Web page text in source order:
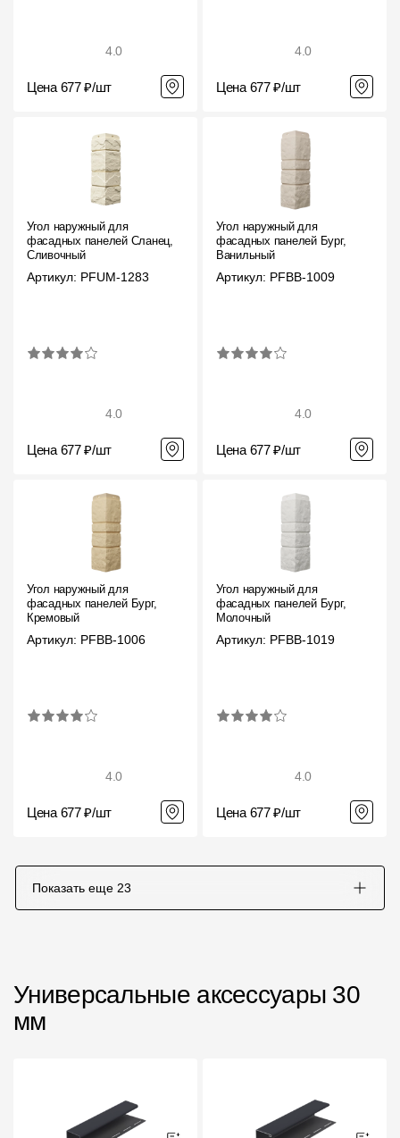
4.0
Цена 677 ₽/шт
4.0
Цена 677 ₽/шт
Угол наружный для
фасадных панелей Сланец,
Сливочный
Артикул: PFUM-1283
4.0
Цена 677 ₽/шт
Угол наружный для
фасадных панелей Бург,
Ванильный
Артикул: PFBB-1009
4.0
Цена 677 ₽/шт
Угол наружный для
фасадных панелей Бург,
Кремовый
Артикул: PFBB-1006
4.0
Цена 677 ₽/шт
Угол наружный для
фасадных панелей Бург,
Молочный
Артикул: PFBB-1019
4.0
Цена 677 ₽/шт
Показать еще 23
Универсальные аксессуары 30
мм